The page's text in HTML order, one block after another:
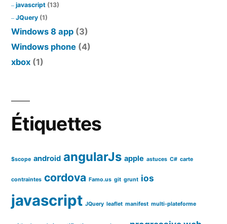
javascript (13)
JQuery (1)
Windows 8 app (3)
Windows phone (4)
xbox (1)
Étiquettes
$scope android angularJs apple astuces C# carte
contraintes cordova Famo.us git grunt ios
javascript JQuery leaflet manifest multi-plateforme